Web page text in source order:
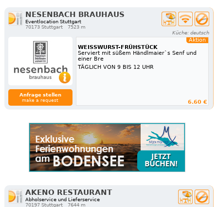
NESENBACH BRAUHAUS
Eventlocation Stuttgart
70173 Stuttgart
7523 m
Küche: deutsch
Anfrage stellen
make a request
Aktion
WEISSWURST-FRÜHSTÜCK
Serviert mit süßem Händlmaier`s Senf und
einer Bre
TÄGLICH VON 9 BIS 12 UHR
6.60 €
AKENO RESTAURANT
Abholservice und Lieferservice
70197 Stuttgart
7644 m